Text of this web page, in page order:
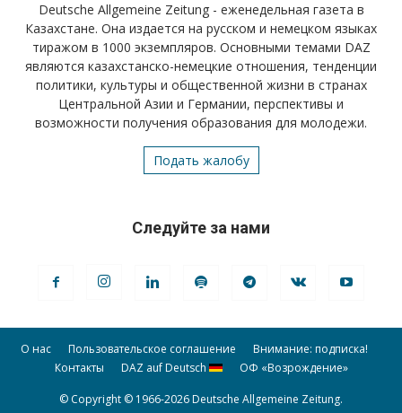
Deutsche Allgemeine Zeitung - еженедельная газета в
Казахстане. Она издается на русском и немецком языках
тиражом в 1000 экземпляров. Основными темами DAZ
являются казахстанско-немецкие отношения, тенденции
политики, культуры и общественной жизни в странах
Центральной Азии и Германии, перспективы и
возможности получения образования для молодежи.
Подать жалобу
Следуйте за нами
О нас Пользовательское соглашение
Внимание: подписка!
Контакты
DAZ auf Deutsch ОФ «Возрождение»
© Copyright © 1966-2026 Deutsche Allgemeine Zeitung.